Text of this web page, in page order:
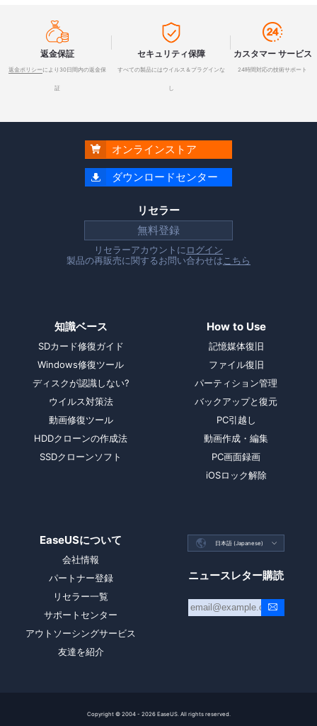

返金保証
返金ポリシー により30日間内の返金保
証

セキュリティ保障
すべての製品にはウイルス＆プラグインな
し

カスタマー サービス
24時間対応の技術サポート
 オンラインストア
 ダウンロードセンター
リセラー
無料登録
リセラーアカウントにログイン
製品の再販売に関するお問い合わせはこちら
知識ベース
SDカード修復ガイド
Windows修復ツール
ディスクが認識しない?
ウイルス対策法
動画修復ツール
HDDクローンの作成法
SSDクローンソフト
How to Use
記憶媒体復旧
ファイル復旧
パーティション管理
バックアップと復元
PC引越し
動画作成・編集
PC画面録画
iOSロック解除
EaseUSについて
会社情報
パートナー登録
リセラー一覧
サポートセンター
アウトソーシングサービス
友達を紹介
 日本語 (Japanese) 
ニュースレター購読
Copyright © 2004 - 2026EaseUS. All rights reserved.